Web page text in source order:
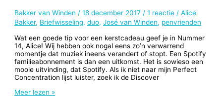
Bakker van Winden /18 december 2017/1 reactie /Alice
Bakker, Briefwisseling,duo,José van Winden, penvrienden
Wat een goede tip voor een kerstcadeau geef je in Nummer
14, Alice! Wij hebben ook nogal eens zo’n verwarrend
momentje dat muziek ineens verandert of stopt. Een Spotify
familieabonnement is dan een uitkomst. Het is sowieso een
mooie uitvinding, dat Spotify. Als ik niet naar mijn Perfect
Concentration lijst luister, zoek ik de Discover
Ik
Meer lezen »